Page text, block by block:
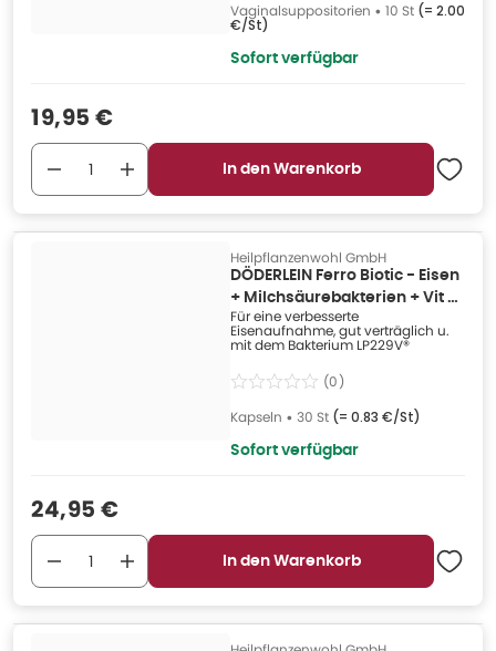
Vaginalsuppositorien • 10 St (= 2.00
€/St)
Sofort verfügbar
Verkaufspreis
19,95 €
In den Warenkorb
Heilpflanzenwohl GmbH
DÖDERLEIN Ferro Biotic - Eisen
+ Milchsäurebakterien + Vit C
30 St
Für eine verbesserte
Eisenaufnahme, gut verträglich u.
mit dem Bakterium LP229V®
(0)
Kapseln • 30 St (= 0.83 €/St)
Sofort verfügbar
Verkaufspreis
24,95 €
In den Warenkorb